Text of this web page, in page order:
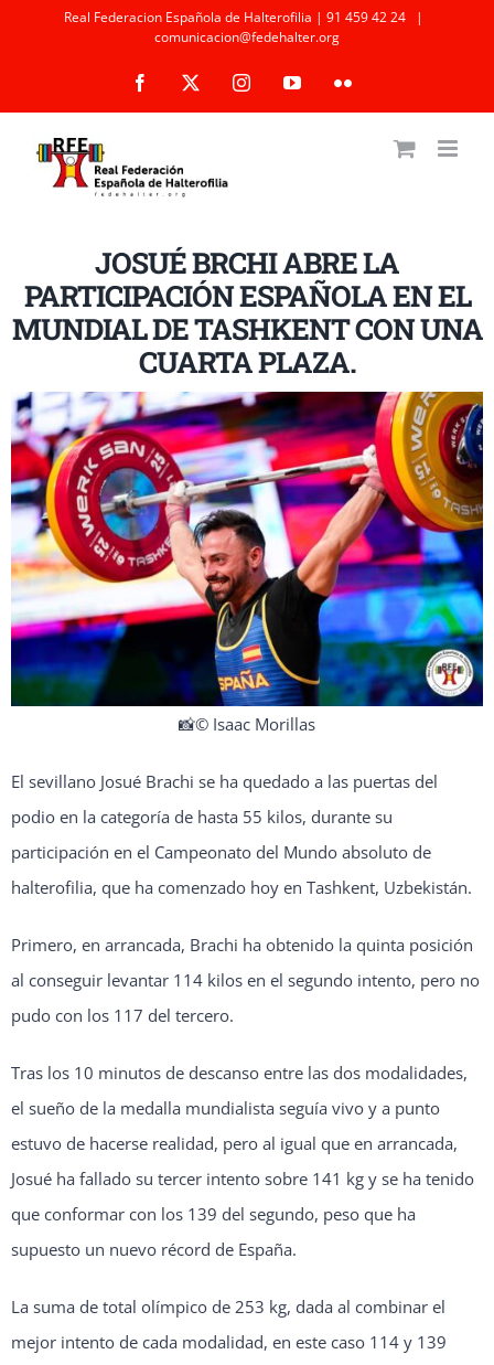
Real Federacion Española de Halterofilia | 91 459 42 24
|
comunicacion@fedehalter.org
Facebook InstagramYouTubeFlickr
JOSUÉ BRCHI ABRE LA
PARTICIPACIÓN ESPAÑOLA EN EL
MUNDIAL DE TASHKENT CON UNA
CUARTA PLAZA.
📸© Isaac Morillas
El sevillano Josué Brachi se ha quedado a las puertas del
podio en la categoría de hasta 55 kilos, durante su
participación en el Campeonato del Mundo absoluto de
halterofilia, que ha comenzado hoy en Tashkent, Uzbekistán.
Primero, en arrancada, Brachi ha obtenido la quinta posición
al conseguir levantar 114 kilos en el segundo intento, pero no
pudo con los 117 del tercero.
Tras los 10 minutos de descanso entre las dos modalidades,
el sueño de la medalla mundialista seguía vivo y a punto
estuvo de hacerse realidad, pero al igual que en arrancada,
Josué ha fallado su tercer intento sobre 141 kg y se ha tenido
que conformar con los 139 del segundo, peso que ha
supuesto un nuevo récord de España.
La suma de total olímpico de 253 kg, dada al combinar el
mejor intento de cada modalidad, en este caso 114 y 139